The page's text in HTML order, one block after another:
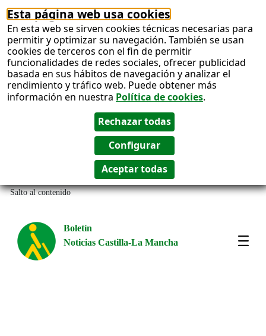
Esta página web usa cookies
En esta web se sirven cookies técnicas necesarias para
permitir y optimizar su navegación. También se usan
cookies de terceros con el fin de permitir
funcionalidades de redes sociales, ofrecer publicidad
basada en sus hábitos de navegación y analizar el
rendimiento y tráfico web. Puede obtener más
información en nuestra Política de cookies.
Salto al contenido
Boletín
Noticias Castilla-La Mancha